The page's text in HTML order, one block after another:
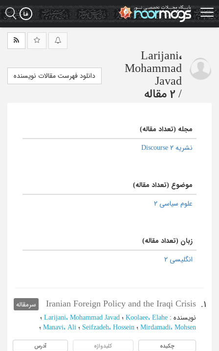
Skip
to
main
Larijani،
Mohammad
Javad
/ 2 مقاله
دانلود فهرست مقالات نویسنده
مجله (تعداد مقاله)
نشریه Discourse 2
موضوع (تعداد مقاله)
علوم سیاسی 2
زبان (تعداد مقاله)
انگلیسی 2
1.
Iranian Foreign Policy and the Iraqi Crisis
سرمقاله
نویسنده : Koolaee، Elahe ؛ Larijani، Mohammad Javad ؛
Mirdamadi، Mohsen ؛ Seifzadeh، Hossein ؛ Manavi، Ali ؛
چکیده کلیدواژه آدرس